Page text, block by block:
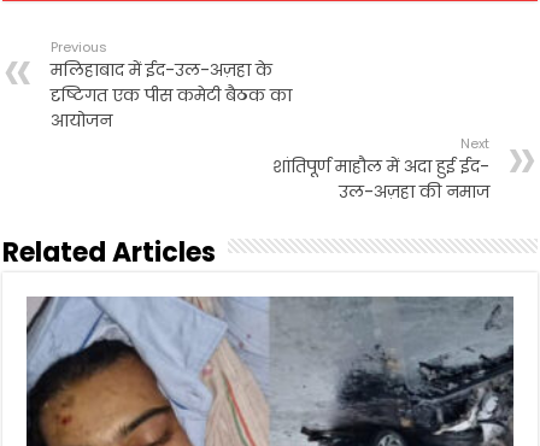
Previous
मलिहाबाद में ईद-उल-अज़हा के
दृष्टिगत एक पीस कमेटी बैठक का
आयोजन
Next
शांतिपूर्ण माहौल में अदा हुई ईद-
उल-अज़हा की नमाज
Related Articles